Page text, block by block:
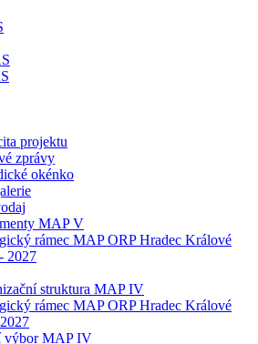
projektu
zprávy
okénko
MAP V
rámec MAP ORP Hradec Králové
2027
struktura MAP IV
rámec MAP ORP Hradec Králové
výbor MAP IV